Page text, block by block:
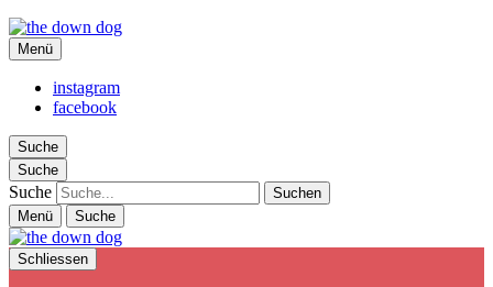
the down dog
Christina Ilchman
Menü
instagram
facebook
Suche
Suche
Suche
Menü Suche
Schliessen